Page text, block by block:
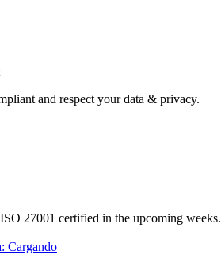
and respect your data & privacy.
27001 certified in the upcoming weeks.
: Cargando